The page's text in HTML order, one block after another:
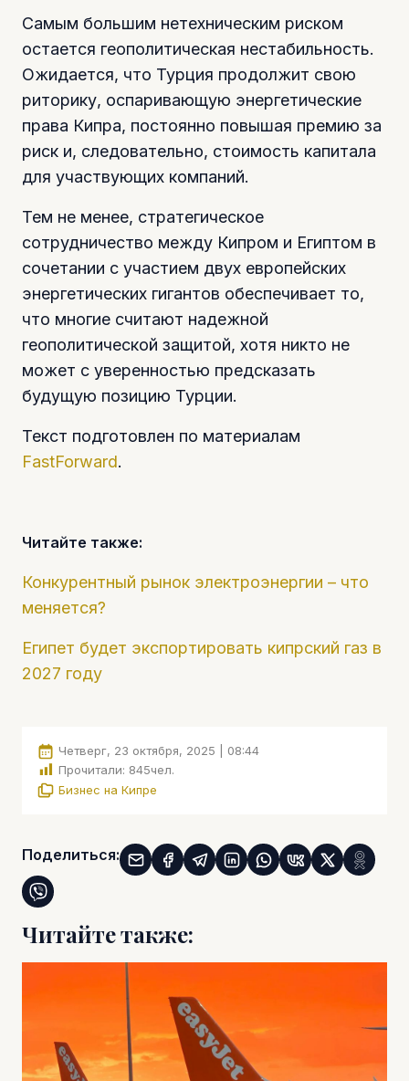
Самым большим нетехническим риском
остается геополитическая нестабильность.
Ожидается, что Турция продолжит свою
риторику, оспаривающую энергетические
права Кипра, постоянно повышая премию за
риск и, следовательно, стоимость капитала
для участвующих компаний.
Тем не менее, стратегическое
сотрудничество между Кипром и Египтом в
сочетании с участием двух европейских
энергетических гигантов обеспечивает то,
что многие считают надежной
геополитической защитой, хотя никто не
может с уверенностью предсказать
будущую позицию Турции.
Текст подготовлен по материалам
FastForward.
Читайте также:
Конкурентный рынок электроэнергии – что
меняется?
Египет будет экспортировать кипрский газ в
2027 году
Четверг, 23 октября, 2025 | 08:44
Прочитали: 845чел.
Бизнес на Кипре
Поделиться:
Читайте также: